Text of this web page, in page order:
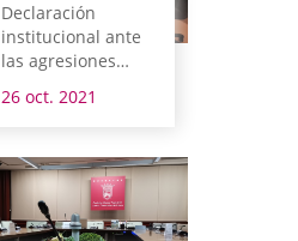
Declaración
institucional ante
las agresiones
Vitoria-Gasteiz
26 oct. 2021